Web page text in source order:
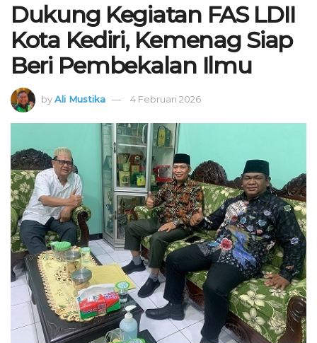
Dukung Kegiatan FAS LDII
Kota Kediri, Kemenag Siap
Beri Pembekalan Ilmu
byAli Mustika 4 Februari 2026